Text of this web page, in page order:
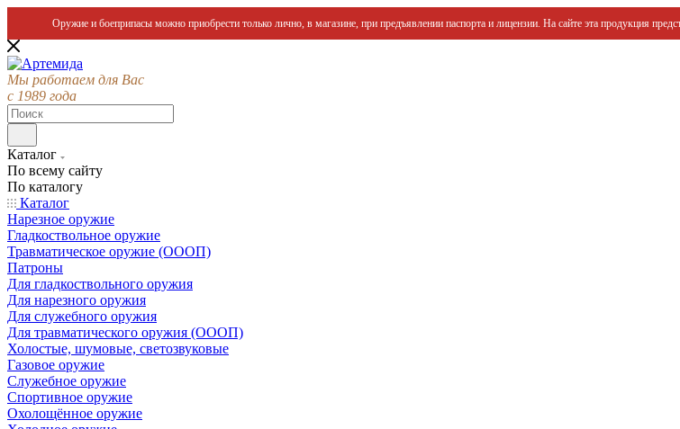
Оружие и боеприпасы можно приобрести только лично, в магазине, при предъявлении паспорта и лицензии. На сайте эта продукция
Мы работаем для Вас
с 1989 года
Каталог
По всему сайту
По каталогу
Каталог
Нарезное оружие
Гладкоствольное оружие
Травматическое оружие (ОООП)
Патроны
Для гладкоствольного оружия
Для нарезного оружия
Для служебного оружия
Для травматического оружия (ОООП)
Холостые, шумовые, светозвуковые
Газовое оружие
Служебное оружие
Спортивное оружие
Охолощённое оружие